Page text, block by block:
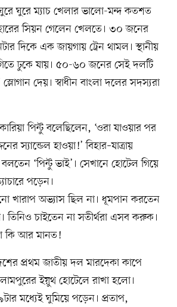
ঘুরে ম্যাচ খেলার ভালো-মন্দ কতশত
সিয়ন গেলেন খেলতে। ৩০ জনের
দিকে এক জায়গায় ট্রেন থামল। স্থানীয়
ঢুকে যায়। ৫০-৬০ জনের সেই দলটি
দেয়। স্বাধীন বাংলা দলের সদস্যরা
পিন্টু বলেছিলেন, ‘ওরা যাওয়ার পর
স্যান্ডেল হাওয়া!’ বিহার–যাত্রায়
‘পিন্টু ভাই’। সেখানে হোটেল গিয়ে
পড়েন।
খারাপ অভ্যাস ছিল না। ধূমপান করতেন
তিনিও চাইতেন না সতীর্থরা এসব করুক।
তা কি আর মানত!
প্রথম জাতীয় দল মারদেকা কাপে
ইয়ুথ হোটেলে রাখা হলো।
মধ্যেই ঘুমিয়ে পড়েন। প্রতাপ,